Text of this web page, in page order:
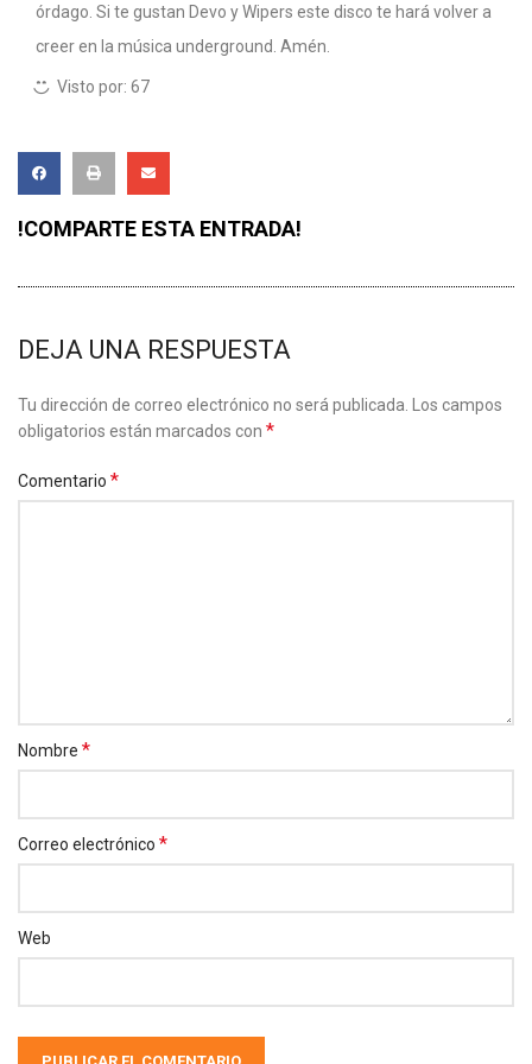
órdago. Si te gustan Devo y Wipers este disco te hará volver a
creer en la música underground. Amén.
Visto por: 67
!COMPARTE ESTA ENTRADA!
DEJA UNA RESPUESTA
Tu dirección de correo electrónico no será publicada. Los campos
obligatorios están marcados con *
Comentario *
Nombre *
Correo electrónico *
Web